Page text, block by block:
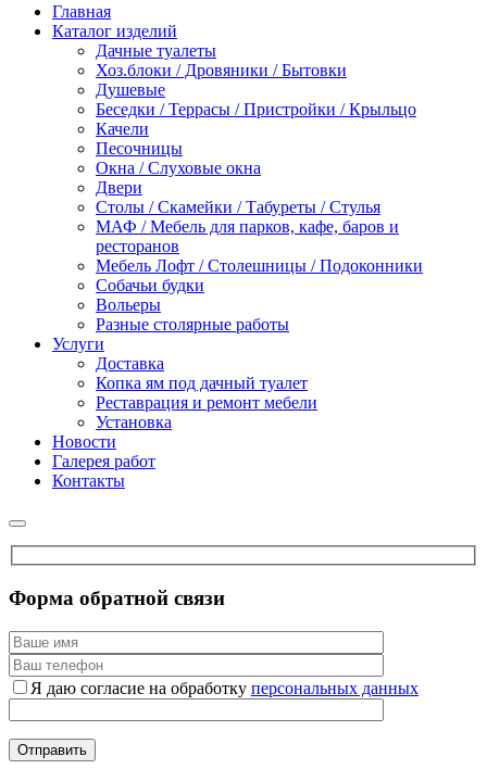
Главная
Каталог изделий
Дачные туалеты
Хоз.блоки / Дровяники / Бытовки
Душевые
Беседки / Террасы / Пристройки / Крыльцо
Качели
Песочницы
Окна / Слуховые окна
Двери
Столы / Скамейки / Табуреты / Стулья
МАФ / Мебель для парков, кафе, баров и
ресторанов
Мебель Лофт / Столешницы / Подоконники
Собачьи будки
Вольеры
Разные столярные работы
Услуги
Доставка
Копка ям под дачный туалет
Реставрация и ремонт мебели
Установка
Новости
Галерея работ
Контакты
Форма обратной связи
Я даю согласие на обработку персональных данных